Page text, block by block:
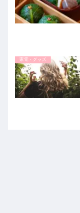
家電・グッズ